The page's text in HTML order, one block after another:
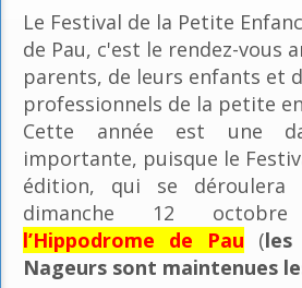
Le Festival de la Petite
de Pau, c'est le rendez-vous
parents, de leurs enfants et
professionnels de la petite
Cette année est une
importante, puisque le
édition, qui se
dimanche 12
l’Hippodrome de Pau (les
Nageurs sont maintenues